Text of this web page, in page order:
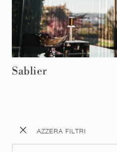
AZZERA FILTRI
Sablier